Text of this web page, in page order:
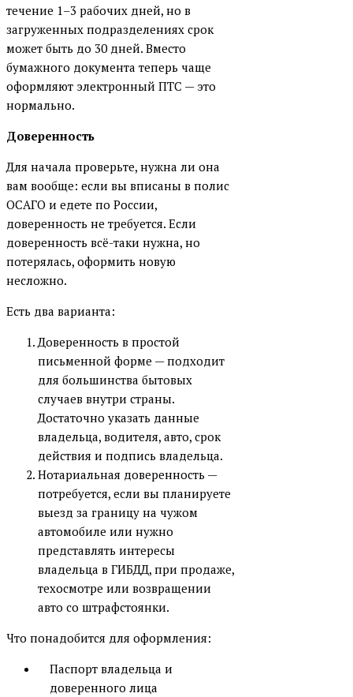
течение 1–3 рабочих дней, но в
загруженных подразделениях срок
может быть до 30 дней. Вместо
бумажного документа теперь чаще
оформляют электронный ПТС — это
нормально.
Доверенность
Для начала проверьте, нужна ли она
вам вообще: если вы вписаны в полис
ОСАГО и едете по России,
доверенность не требуется. Если
доверенность всё-таки нужна, но
потерялась, оформить новую
несложно.
Есть два варианта:
Доверенность в простой
письменной форме — подходит
для большинства бытовых
случаев внутри страны.
Достаточно указать данные
владельца, водителя, авто, срок
действия и подпись владельца.
Нотариальная доверенность —
потребуется, если вы планируете
выезд за границу на чужом
автомобиле или нужно
представлять интересы
владельца в ГИБДД, при продаже,
техосмотре или возвращении
авто со штрафстоянки.
Что понадобится для оформления:
Паспорт владельца и
доверенного лица